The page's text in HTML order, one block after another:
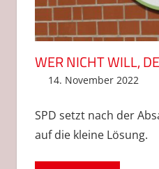
WER NICHT WILL,
14. November 2022
SPD setzt nach der
auf die kleine Lösung.